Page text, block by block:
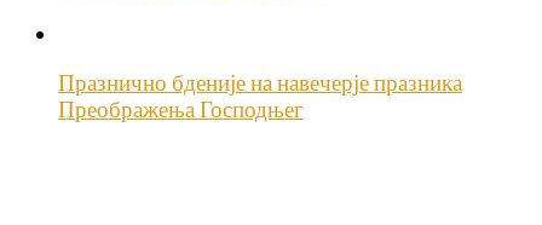
Празнично бденије на навечерје празника
Преображења Господњег